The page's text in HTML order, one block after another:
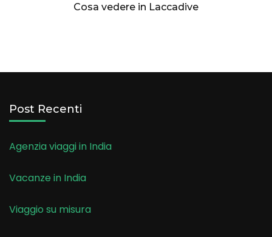
Cosa vedere in Laccadive
Post Recenti
Agenzia viaggi in India
Vacanze in India
Viaggio su misura